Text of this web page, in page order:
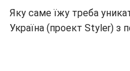
Яку саме їжу треба
Україна (проект Styler) з